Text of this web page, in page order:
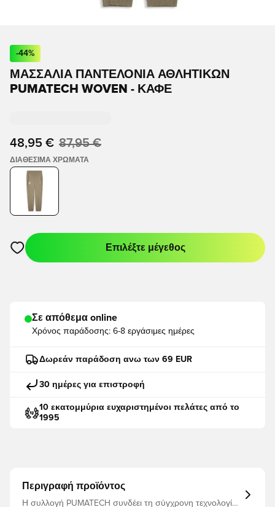
-44%
ΜΑΣΣΑΛΊΑ ΠΑΝΤΕΛΌΝΙΑ ΑΘΛΗΤΙΚΏΝ
PUMATECH WOVEN - ΚΑΦΈ
48,95 € 87,95 €
ΔΙΑΘΈΣΙΜΑ ΧΡΏΜΑΤΑ
Ανοίγει ένα Modal για να συνδεθείτε ή να εγγραφείτε ως
Επιλέξτε μέγεθος
Σε απόθεμα online
Χρόνος παράδοσης: 6-8 εργάσιμες ημέρες
Δωρεάν παράδοση ανω των 69 EUR
30 ημέρες για επιστροφή
10 εκατομμύρια ευχαριστημένοι πελάτες από το
1995
Περιγραφή προϊόντος
Η συλλογή PUMATECH συνδέει τη σύγχρονη τεχνολογία